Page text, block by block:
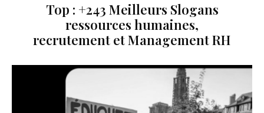
Top : +243 Meilleurs Slogans
ressources humaines,
recrutement et Management RH